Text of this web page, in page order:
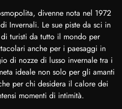
divenne nota nel 1972
Invernali. Le sue piste da sci in
turisti da tutto il mondo per
anche per i paesaggi in
di nozze di lusso invernale tra i
ideale non solo per gli amanti
per chi desidera il calore dei
momenti di intimità.